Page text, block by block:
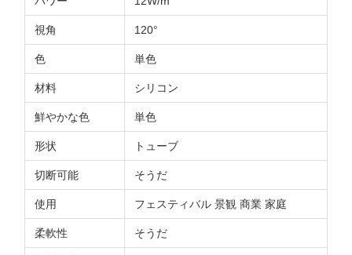
視角 120°
色 単色
材料 シリコン
鮮やかな色 単色
形状 トューブ
切断可能 そうだ
使用 フェスティバル 景観 商業 家庭
柔軟性 そうだ